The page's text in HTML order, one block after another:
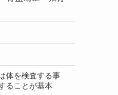
体を検査する事
ることが基本